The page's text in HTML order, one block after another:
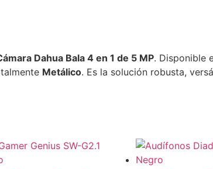
Dahua Bala 4 en 1 de 5 MP. Disponible
Metálico. Es la solución robusta,